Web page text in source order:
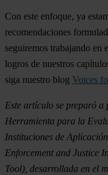
Con este enfoque, ya
recomendaciones
seguiremos trabajando en
logros de nuestros
siga nuestro blog Voices
Este artículo se preparó
Herramienta para la
Instituciones de
Enforcement and Justice
Tool), desarrollada en el